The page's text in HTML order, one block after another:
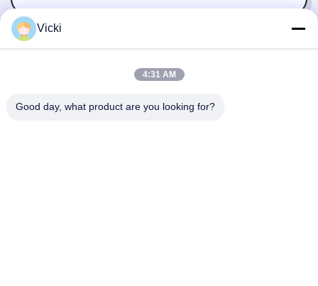
Vicki
4:31 AM
Good day, what product are you looking for?